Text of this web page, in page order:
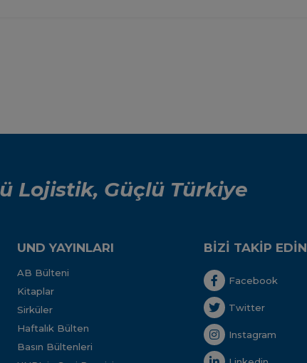
Lojistik, Güçlü Türkiye
UND YAYINLARI
AB Bülteni
Kitaplar
Sirküler
Haftalık Bülten
Basın Bültenleri
BİZİ TAKİP EDİN
Facebook
Twitter
Instagram